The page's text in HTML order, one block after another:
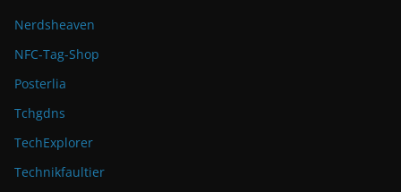
Nerdsheaven
NFC-Tag-Shop
Posterlia
Tchgdns
TechExplorer
Technikfaultier